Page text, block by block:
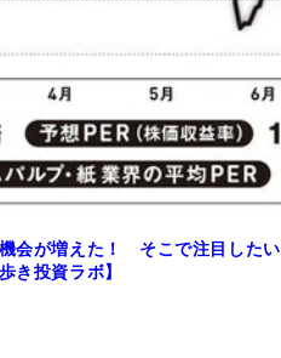
会が増えた！ そこで注目したい
き投資ラボ】